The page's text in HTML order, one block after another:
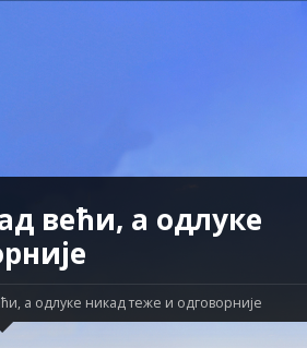
већи, а одлуке
а одлуке никад теже и одговорније